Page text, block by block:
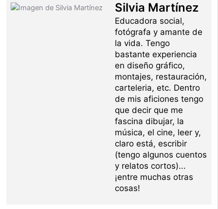
Silvia Martínez
Educadora social,
fotógrafa y amante de
la vida. Tengo
bastante experiencia
en diseño gráfico,
montajes, restauración,
carteleria, etc. Dentro
de mis aficiones tengo
que decir que me
fascina dibujar, la
música, el cine, leer y,
claro está, escribir
(tengo algunos cuentos
y relatos cortos)...
¡entre muchas otras
cosas!